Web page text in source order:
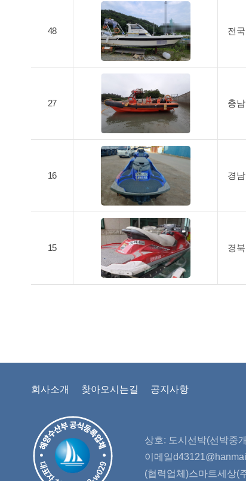
48 전국
27 충남
16 경남
15 경북
회사소개 찾아오시는길 공지사항
상호: 도시선박(선박중
이메일
(협력업체)스마트세상(